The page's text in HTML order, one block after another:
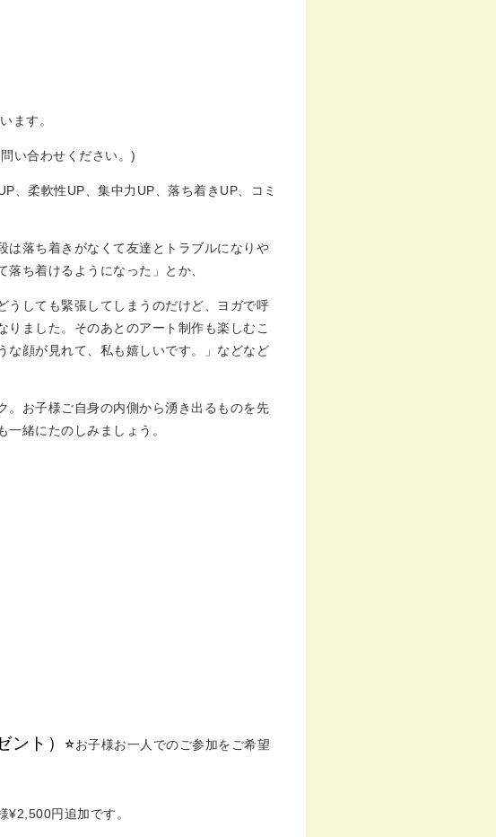
ます。
い合わせください。)
、柔軟性UP、集中力UP、落ち着きUP、コミ
は落ち着きがなくて友達とトラブルになりや
ち着けるようになった」とか、
うしても緊張してしまうのだけど、ヨガで呼
ました。そのあとのアート制作も楽しむこ
な顔が見れて、私も嬉しいです。」などなど
。お子様ご自身の内側から湧き出るものを先
緒にたのしみましょう。
ント）⭐︎お子様お一人でのご参加をご希望
円追加です。